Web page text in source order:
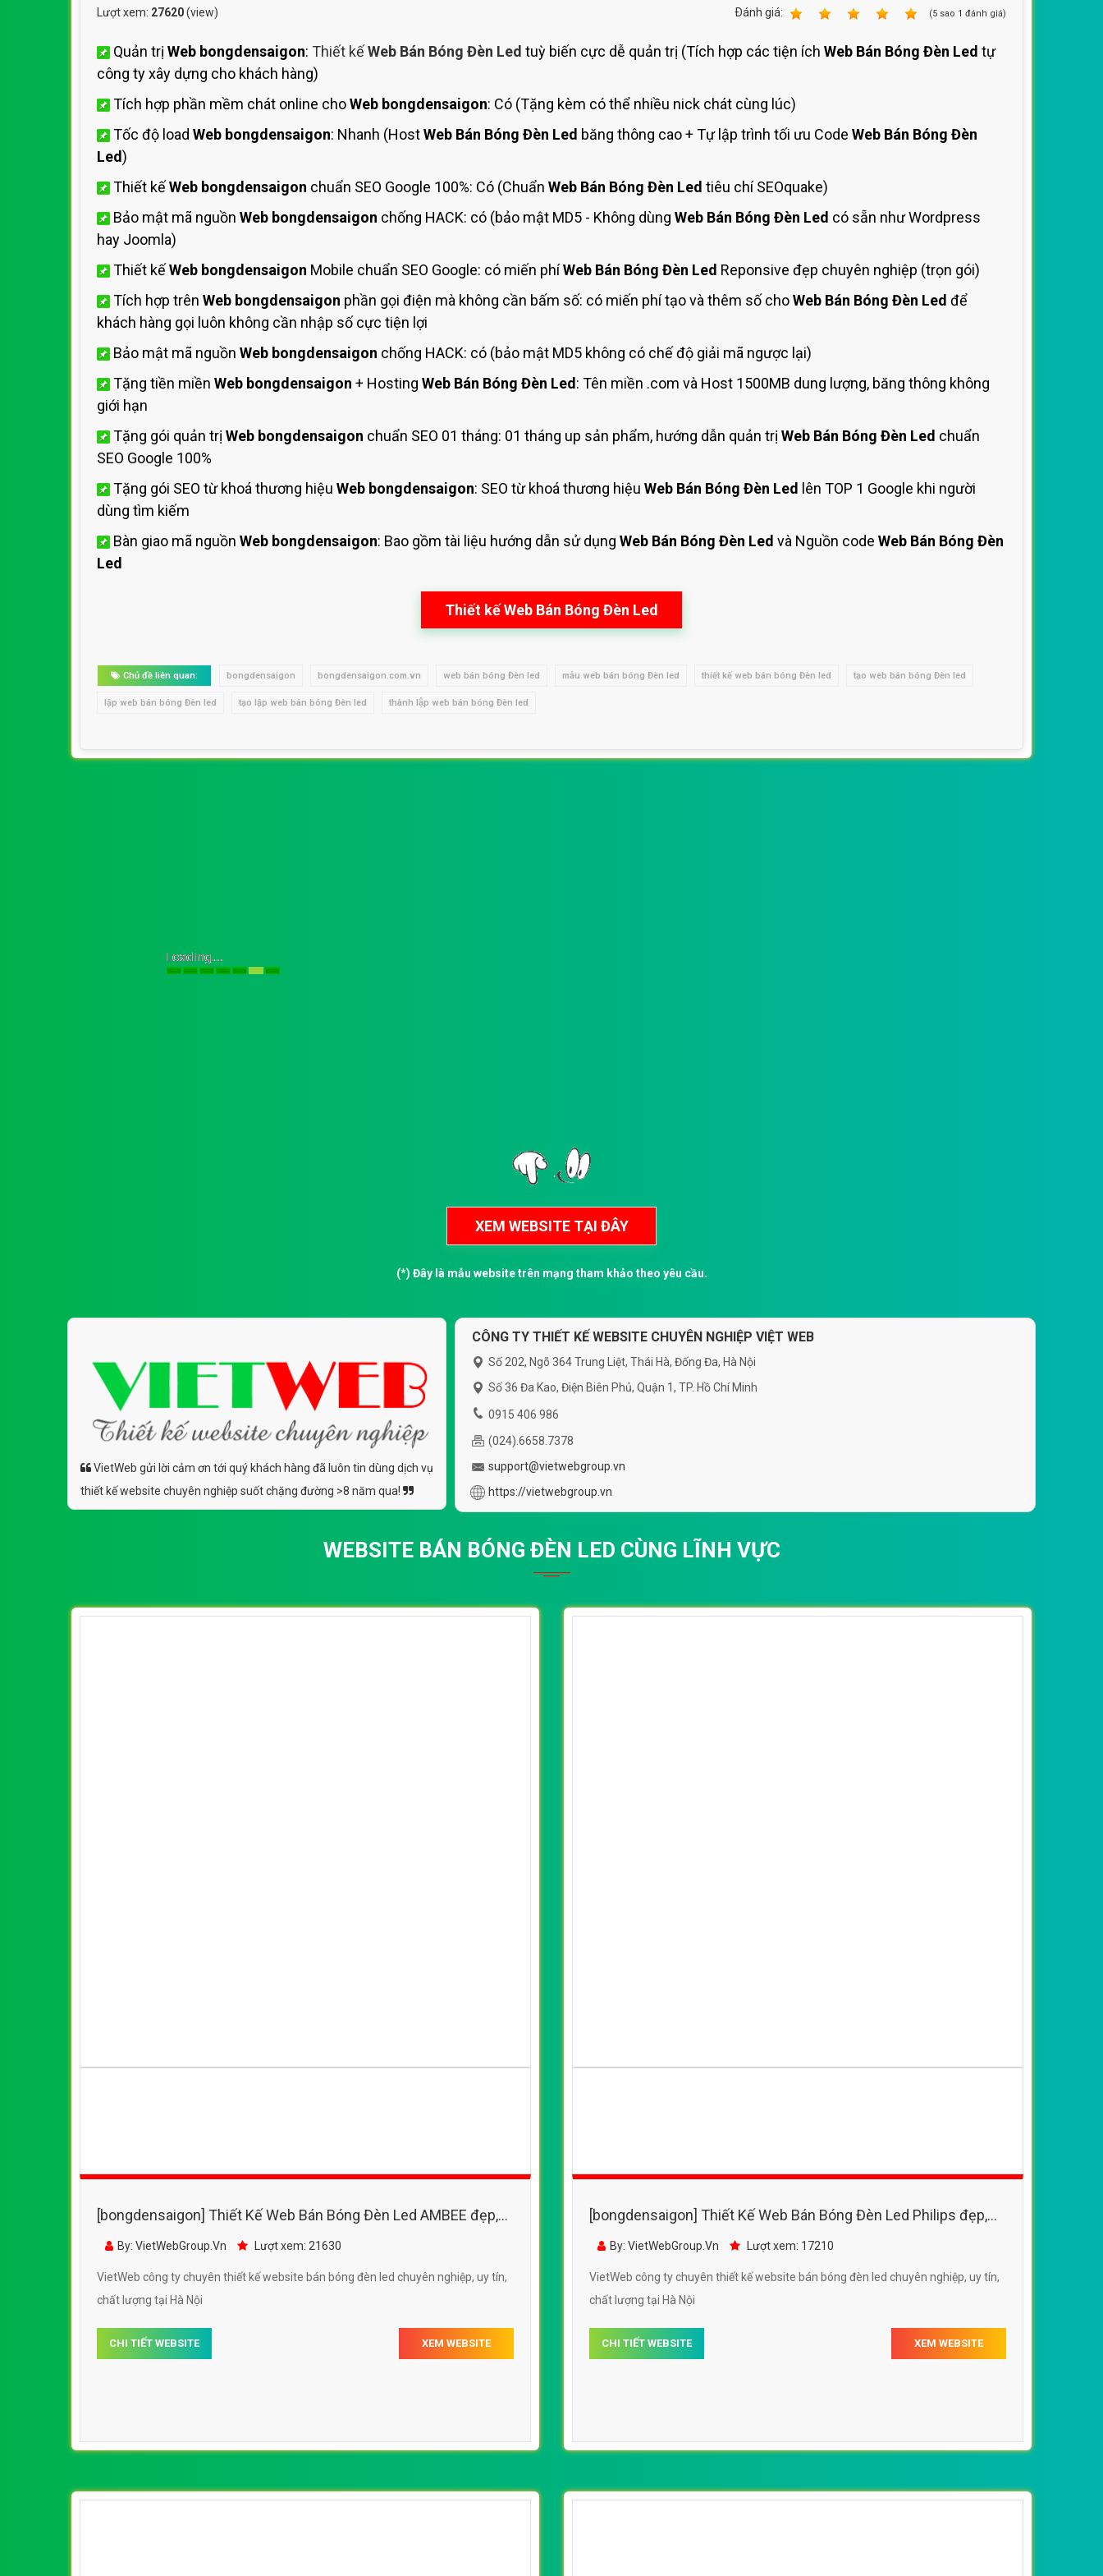
Bảng giá quảng cáo Banner
Lượt xem: 27620(view) Ðánh giá: (5 sao 1 đánh giá)
Quản trị Web bongdensaigon: Thiết kếWeb Bán Bóng Đèn Led tuỳ biến cực dễ quản trị (Tích hợp các tiện ích Web Bán Bóng Đèn Led tự
công ty xây dựng cho khách hàng)
Tích hợp phần mềm chát online choWeb bongdensaigon: Có (Tặng kèm có thể nhiều nick chát cùng lúc)
Tốc độ load Web bongdensaigon: Nhanh (HostWeb Bán Bóng Đèn Led băng thông cao + Tự lập trình tối ưu Code Web Bán Bóng Đèn
Led)
Thiết kếWeb bongdensaigon chuẩn SEO Google 100%: Có (Chuẩn Web Bán Bóng Đèn Led tiêu chí SEOquake)
Bảo mật mã nguồn Web bongdensaigon chống HACK: có (bảo mật MD5 - Không dùng Web Bán Bóng Đèn Led có sẵn như Wordpress
hay Joomla)
Thiết kếWeb bongdensaigon Mobile chuẩn SEO Google: có miến phíWeb Bán Bóng Đèn Led Reponsive đẹp chuyên nghiệp (trọn gói)
Tích hợp trên Web bongdensaigon phần gọi điện mà không cần bấm số: có miến phí tạo và thêm số choWeb Bán Bóng Đèn Led để
khách hàng gọi luôn không cần nhập số cực tiện lợi
Bảo mật mã nguồn Web bongdensaigon chống HACK: có (bảo mật MD5 không có chế độ giải mã ngược lại)
Tặng tiền miền Web bongdensaigon + Hosting Web Bán Bóng Đèn Led : Tên miền .com và Host 1500MB dung lượng, băng thông không
giới hạn
Tặng gói quản trị Web bongdensaigon chuẩn SEO 01 tháng: 01 tháng up sản phẩm, hướng dẫn quản trị Web Bán Bóng Đèn Led chuẩn
SEO Google 100%
Tặng gói SEO từ khoá thương hiệu Web bongdensaigon: SEO từ khoá thương hiệu Web Bán Bóng Đèn Led
lên TOP 1 Google khi người
dùng tìm kiếm
Bàn giao mã nguồn Web bongdensaigon: Bao gồm tài liệu hướng dẫn sử dụng Web Bán Bóng Đèn Led và Nguồn code Web Bán Bóng Đèn
Led
Thiết kế Web Bán Bóng Đèn Led
Chủ đề liên quan: bongdensaigon bongdensaigon.com.vn web bán bóng Đèn led mẫu web bán bóng Đèn led thiết kế web bán bóng Đèn led tạo web bán bóng Đèn led
lập web bán bóng Đèn led tạo lập web bán bóng Đèn led thành lập web bán bóng Đèn led